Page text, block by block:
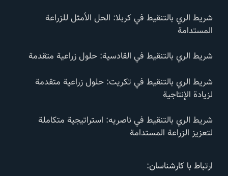
شريط الري بالتنقيط في كربلا: الحل الأمثل للزراعة
المستدامة
شريط الري بالتنقيط في القادسية: حلول زراعية متقدمة
شريط الري بالتنقيط في تكريت: حلول زراعية متقدمة
لزيادة الإنتاجية
شريط الري بالتنقيط في ناصریه: استراتيجية متكاملة
لتعزيز الزراعة المستدامة
ارتباط با کارشناسان: